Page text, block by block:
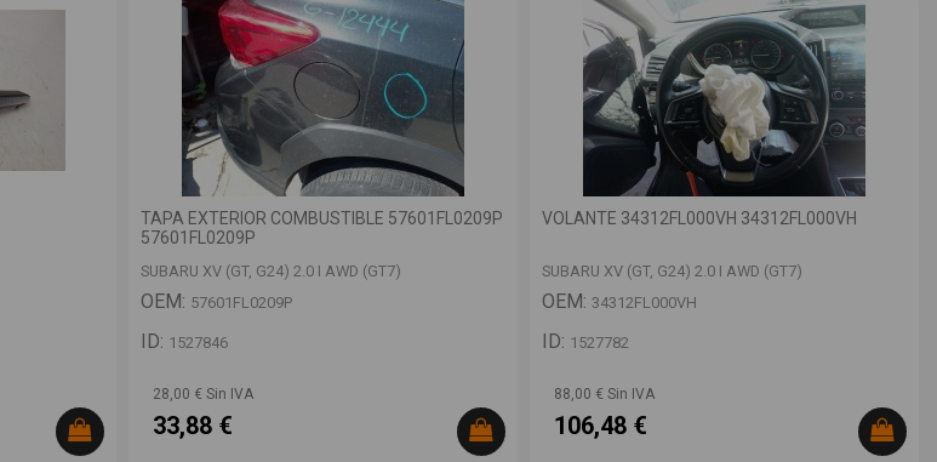
TAPA EXTERIOR COMBUSTIBLE 57601FL0209P
57601FL0209P
SUBARU XV (GT, G24) 2.0 I AWD (GT7)
OEM: 57601FL0209P
ID: 1527846
28,00 € Sin IVA
33,88 €
VOLANTE 34312FL000VH 34312FL000VH
SUBARU XV (GT, G24) 2.0 I AWD (GT7)
OEM: 34312FL000VH
ID: 1527782
88,00 € Sin IVA
106,48 €